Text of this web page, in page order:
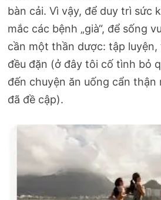
bàn cải. Vì vậy, để duy trì sức
mắc các bệnh „già“, để sống
cần một thần dược: tập
đều đặn (ở đây tôi cố tình bỏ
đến chuyện ăn uống cẩn thận
đã đề cập).